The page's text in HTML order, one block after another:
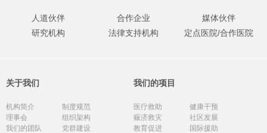
人道伙伴 合作企业
媒体伙伴
研究机构
法律支持机构 定点医院/合作医院
关于我们
机构简介
制度规范
理事会
组织架构
我们的团队
党群建设
我们的项目
医疗救助
健康干预
赈济救灾
社区发展
教育促进
国际援助